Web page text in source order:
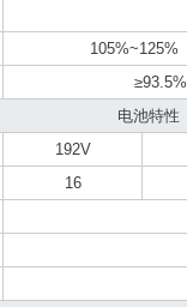
105%~125%
电池特性
192V
16